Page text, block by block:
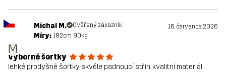
M
Michal M. Ověřený zákazník 16. července 2026
Míry: 182cm, 90kg
výborné šortky
lehké prodyšné šortky, skvěle padnoucí střih, kvalitní materiál,